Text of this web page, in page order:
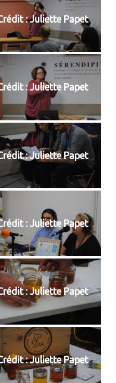
: Juliette Papet
: Juliette Papet
: Juliette Papet
: Juliette Papet
: Juliette Papet
: Juliette Papet